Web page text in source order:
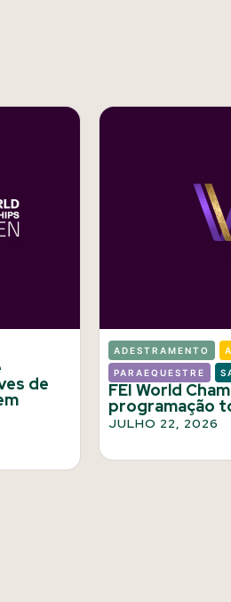
de
ADESTRAMENTO
PARAEQUESTRE
FEI World
programação
JULHO 22, 2026